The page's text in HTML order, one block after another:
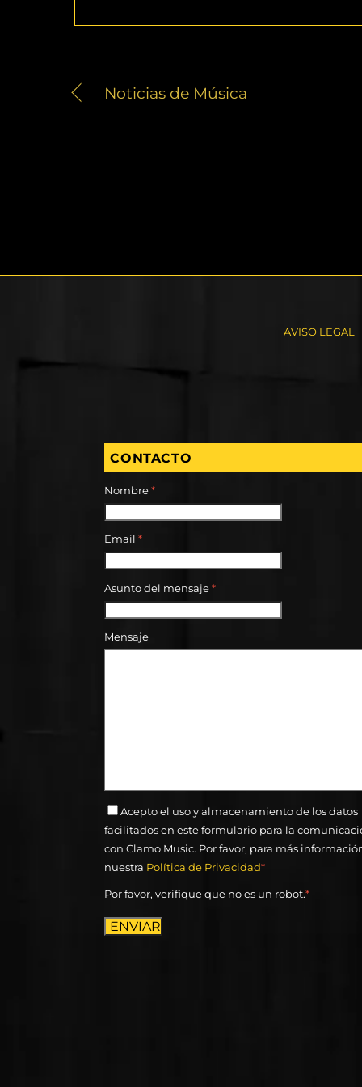
Noticias de Música
AVISO LEGAL
CONTACTO
Nombre*
Email*
Asunto del mensaje*
Mensaje
Acepto el uso y almacenamiento de los datos
facilitados en este formulario para la
con Clamo Music. Por favor, para más
nuestra Política de Privacidad*
Por favor, verifique que no es un robot.*
ENVIAR